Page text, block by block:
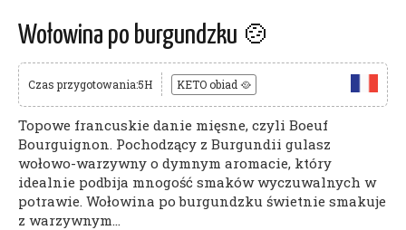
Wołowina po burgundzku 🍲
Czas przygotowania:5H KETO obiad 🥘
Topowe francuskie danie mięsne, czyli Boeuf
Bourguignon. Pochodzący z Burgundii gulasz
wołowo-warzywny o dymnym aromacie, który
idealnie podbija mnogość smaków wyczuwalnych w
potrawie. Wołowina po burgundzku świetnie smakuje
z warzywnym...